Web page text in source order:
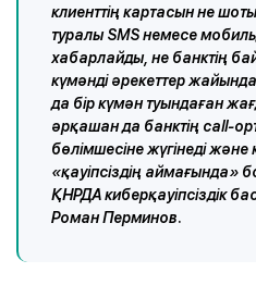
клиенттің картасын не
туралы SMS немесе
хабарлайды, не банктің
күмәнді әрекеттер
да бір күмән туындаған
әрқашан да банктің call-
бөлімшесіне жүгінеді
«қауіпсіздің аймағында»
ҚНРДА киберқауіпсіздік
Роман Перминов.